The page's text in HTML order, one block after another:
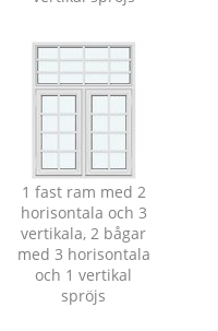
1 fast ram med 2
horisontala och 3
vertikala, 2 bågar
med 3 horisontala
och 1 vertikal
spröjs